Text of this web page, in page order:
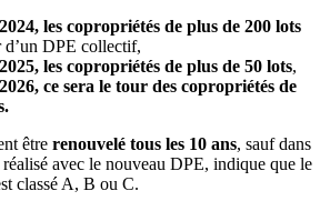
les copropriétés de plus de 200 lots
d’un DPE collectif,
les copropriétés de plus de 50 lots,
ce sera le tour des copropriétés de
être renouvelé tous les 10 ans, sauf dans
avec le nouveau DPE, indique que le
classé A, B ou C.